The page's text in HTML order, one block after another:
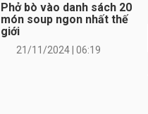
Phở bò vào danh sách 20
món soup ngon nhất thế
giới
21/11/2024 | 06:19